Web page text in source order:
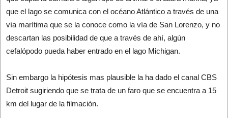
que el lago se comunica con el océano Atlántico a través de una
vía marítima que se la conoce como la vía de San Lorenzo, y no
descartan las posibilidad de que a través de ahí, algún
cefalópodo pueda haber entrado en el lago Michigan.
Sin embargo la hipótesis mas plausible la ha dado el canal CBS
Detroit sugiriendo que se trata de un faro que se encuentra a 15
km del lugar de la filmación.